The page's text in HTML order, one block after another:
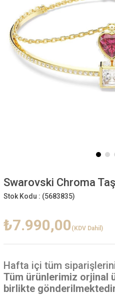
Swarovski Chroma
Stok Kodu : (5683835)
₺7.990,00 (KDV Dahil)
Hafta içi tüm
Tüm ürünlerimiz orjinal
birlikte